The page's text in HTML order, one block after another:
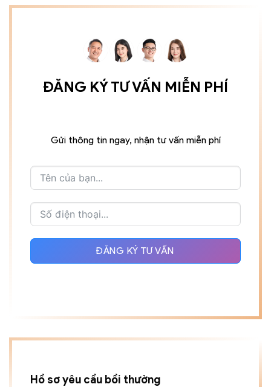
ĐĂNG KÝ TƯ VẤN MIỄN PHÍ
Gửi thông tin ngay, nhận tư vấn miễn phí
ĐĂNG KÝ TƯ VẤN
Hồ sơ yêu cầu bồi thường